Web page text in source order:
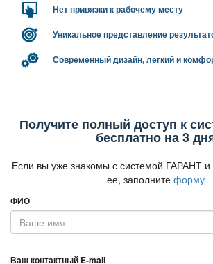
Нет привязки к рабочему месту
Уникальное представление
Современный дизайн, легкий и
Получите полный доступ к
есплатно на 3
Если вы уже знакомы с системой ГАРАНТ и
ее, заполните форму
ФИО
аш контактный E-mail